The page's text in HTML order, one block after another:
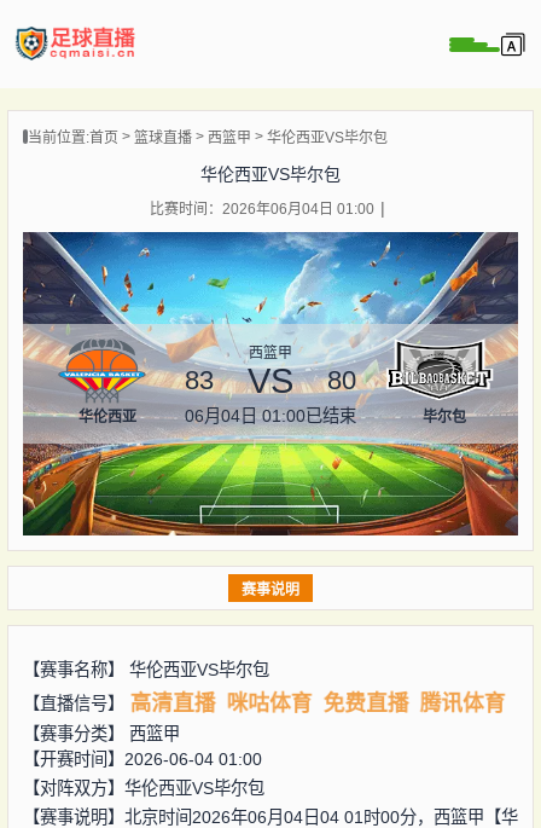
播
闻
当前位置:首页 篮球直播 西篮甲 华伦西亚VS毕尔包
华伦西亚VS毕尔包
比赛时间：2026年06月04日 01:00
华伦西亚
西篮甲
83 VS 80
06月04日 01:00已结束 毕尔包
赛事说明
【赛事名称】 华伦西亚VS毕尔包
【直播信号】
高清直播 咪咕体育 免费直播 腾讯体育
【赛事分类】 西篮甲
【开赛时间】2026-06-04 01:00
【对阵双方】 华伦西亚VS毕尔包
【赛事说明】北京时间2026年06月04日04 01时00分，西篮甲【华